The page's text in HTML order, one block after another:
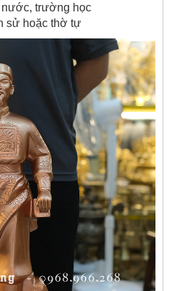
trường học
sử hoặc thờ tự